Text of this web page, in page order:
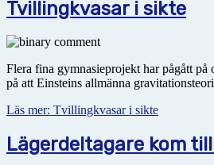
Tvillingkvasar i sikte
Flera fina gymnasieprojekt har pågått
på att Einsteins allmänna
Läs mer: Tvillingkvasar i sikte
Lägerdeltagare kom